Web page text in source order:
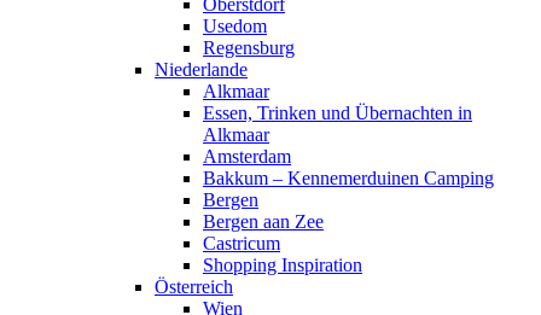
Oberstdorf
Usedom
Regensburg
Niederlande
Alkmaar
Essen, Trinken und Übernachten in
Alkmaar
Amsterdam
Bakkum – Kennemerduinen Camping
Bergen
Bergen aan Zee
Castricum
Shopping Inspiration
Österreich
Wien